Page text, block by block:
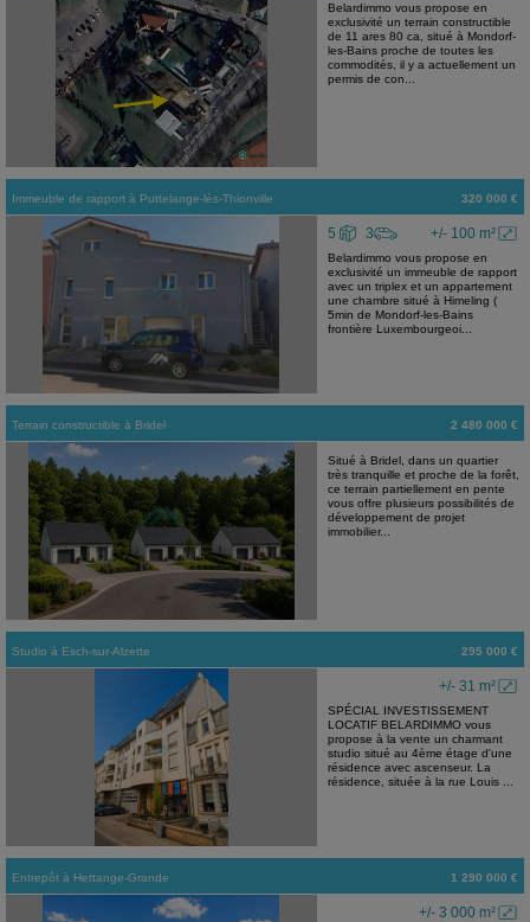
Belardimmo vous propose en
exclusivité un terrain constructible
de 11 ares 80 ca, situé à Mondorf-
les-Bains proche de toutes les
commodités, il y a actuellement un
permis de con...
Immeuble de rapport à Puttelange-lès-Thionville 320 000 €
+/- 100 m²
5 3
Belardimmo vous propose en
exclusivité un immeuble de rapport
avec un triplex et un appartement
une chambre situé à Himeling (
5min de Mondorf-les-Bains
frontière Luxembourgeoi...
Terrain constructible à Bridel 2 480 000 €
Situé à Bridel, dans un quartier
très tranquille et proche de la forêt,
ce terrain partiellement en pente
vous offre plusieurs possibilités de
développement de projet
immobilier...
Studio à Esch-sur-Alzette 295 000 €
+/- 31 m²
SPÉCIAL INVESTISSEMENT
LOCATIF BELARDIMMO vous
propose à la vente un charmant
studio situé au 4ème étage d'une
résidence avec ascenseur. La
résidence, située à la rue Louis ...
Entrepôt à Hettange-Grande 1 290 000 €
+/- 3 000 m²